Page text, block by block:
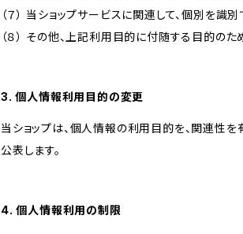
（７） 当ショップサービスに関連して、個別を
（８） その他、上記利用目的に付随する目的のた
3. 個人情報利用目的の変更
当ショップは、個人情報の利用目的を、関連性
公表します。
4. 個人情報利用の制限